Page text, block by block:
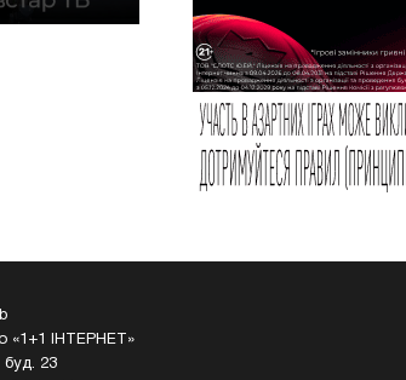
«1+1 ІНТЕРНЕТ»
буд. 23